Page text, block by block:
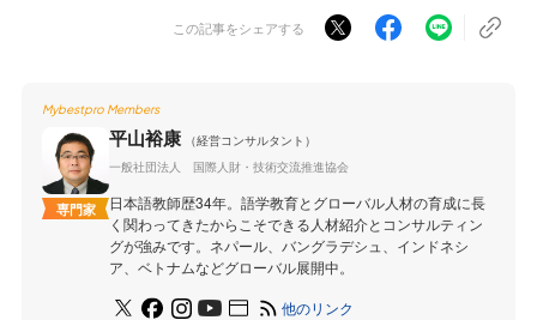
この記事をシェアする
Mybestpro Members
専門家
平山裕康
（経営コンサルタント）
一般社団法人 国際人財・技術交流推進協会
日本語教師歴34年。語学教育とグローバル人材の育成に長
く関わってきたからこそできる人材紹介とコンサルティン
グが強みです。ネパール、バングラデシュ、インドネシ
ア、ベトナムなどグローバル展開中。
他のリンク